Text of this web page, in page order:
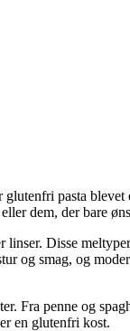
pasta
dem, der bare
Disse
og smag, og
Fra penne og
en glutenfri kost.